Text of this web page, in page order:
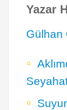
Yazar
Gülhan